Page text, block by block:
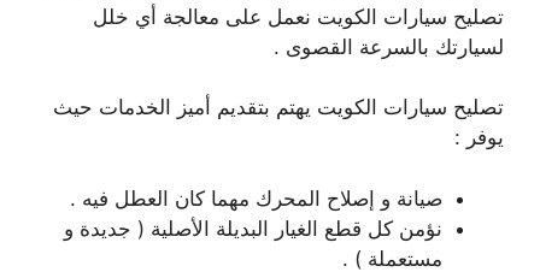
تصليح سيارات الكويت نعمل على معالجة أي خلل
لسيارتك بالسرعة القصوى .
تصليح سيارات الكويت يهتم بتقديم أميز الخدمات حيث
يوفر :
صيانة و إصلاح المحرك مهما كان العطل فيه .
نؤمن كل قطع الغيار البديلة الأصلية ( جديدة و
مستعملة ) .